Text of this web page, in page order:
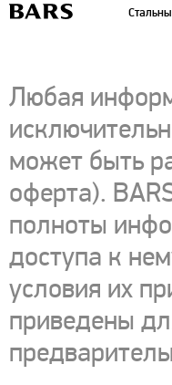
Любая
может быть
оферта).
полноты
доступа к
условия их
приведены